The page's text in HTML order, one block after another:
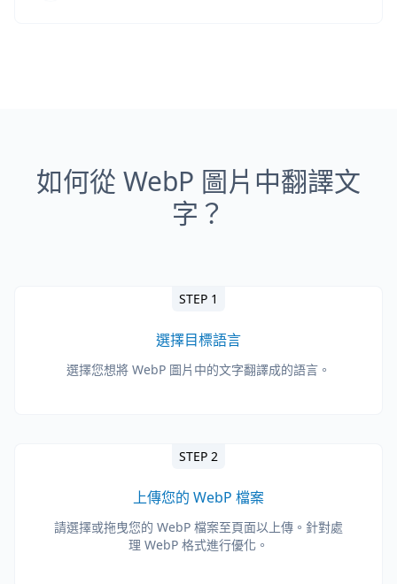
如何從 WebP 圖片中翻譯文
字？
STEP 1
選擇目標語言
選擇您想將 WebP 圖片中的文字翻譯成的語言。
STEP 2
上傳您的 WebP 檔案
請選擇或拖曳您的 WebP 檔案至頁面以上傳。針對處
理 WebP 格式進行優化。